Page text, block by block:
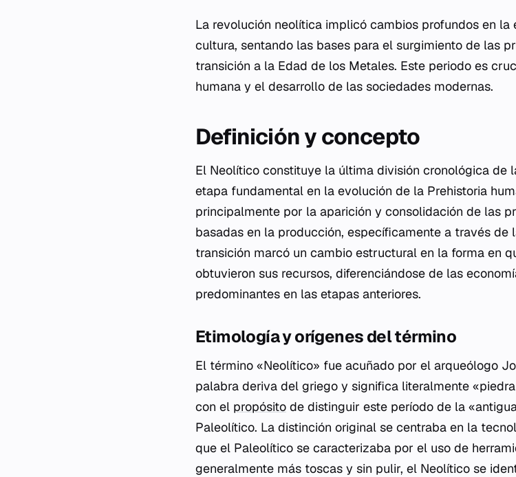
La revolución neolítica implicó cambios profundos en
cultura, sentando las bases para el surgimiento de las
transición a la Edad de los Metales. Este periodo es
humana y el desarrollo de las sociedades modernas.
Definición y concepto
El Neolítico constituye la última división cronológica de
etapa fundamental en la evolución de la Prehistoria
principalmente por la aparición y consolidación de las
basadas en la producción, específicamente a través de
transición marcó un cambio estructural en la forma en
obtuvieron sus recursos, diferenciándose de las
predominantes en las etapas anteriores.
Etimología y orígenes del término
El término «Neolítico» fue acuñado por el arqueólogo
palabra deriva del griego y significa literalmente
con el propósito de distinguir este período de la
Paleolítico. La distinción original se centraba en la
que el Paleolítico se caracterizaba por el uso de
generalmente más toscas y sin pulir, el Neolítico se